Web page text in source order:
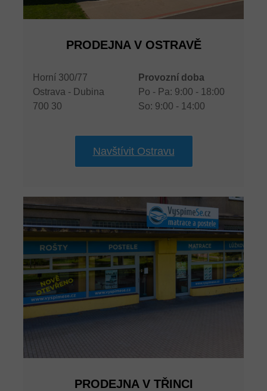
PRODEJNA V OSTRAVĚ
Horní 300/77
Ostrava - Dubina
700 30
Provozní doba
Po - Pa: 9:00 - 18:00
So: 9:00 - 14:00
Navštívit Ostravu
PRODEJNA V TŘINCI